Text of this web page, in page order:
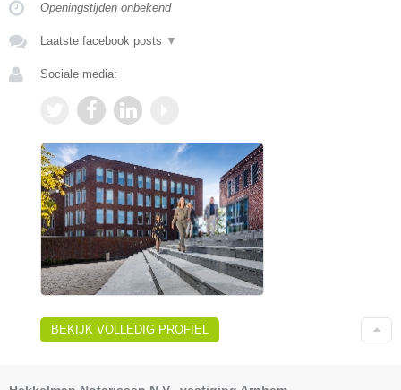
Openingstijden onbekend
Laatste facebook posts ▼
Sociale media:
BEKIJK VOLLEDIG PROFIEL